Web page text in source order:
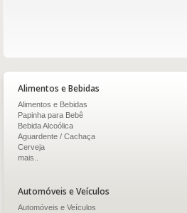
Alimentos e Bebidas
Alimentos e Bebidas
Papinha para Bebê
Bebida Alcoólica
Aguardente / Cachaça
Cerveja
mais..
Automóveis e Veículos
Automóveis e Veículos